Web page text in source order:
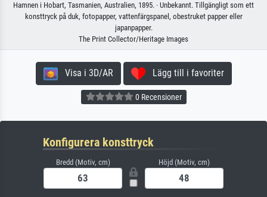
Hamnen i Hobart, Tasmanien, Australien, 1895. · Unbekannt. Tillgängligt som ett
konsttryck på duk, fotopapper, vattenfärgspanel, obestruket papper eller
japanpapper.
The Print Collector/Heritage Images
Visa i 3D/AR Lägg till i favoriter
0 Recensioner
Konfigurera konsttryck
Bredd (Motiv, cm) Höjd (Motiv, cm)